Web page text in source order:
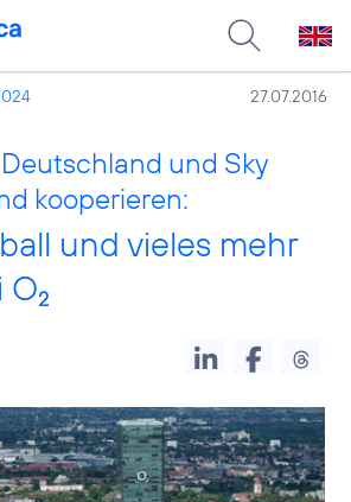
27.07.2016
und Sky
kooperieren:
und vieles mehr
O2